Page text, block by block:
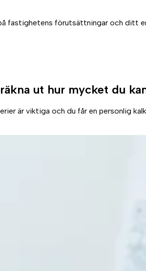
fastighetens förutsättningar och ditt
ut hur mycket du
är viktiga och du får en personlig